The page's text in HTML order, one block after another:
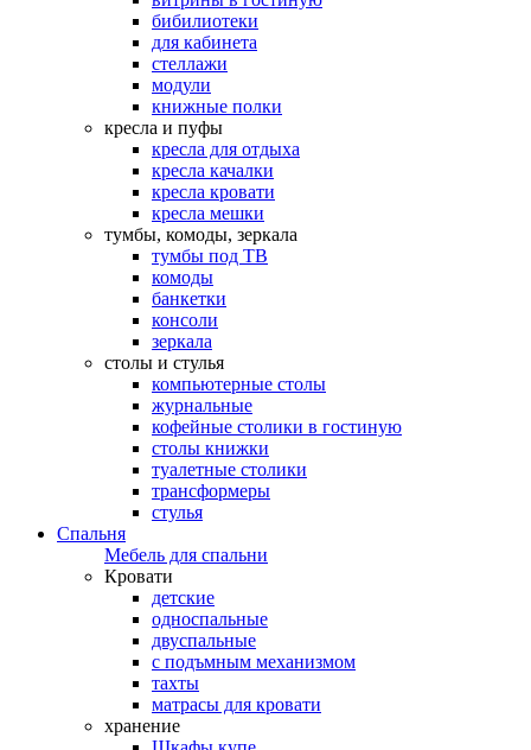
бибилиотеки
для кабинета
стеллажи
модули
книжные полки
кресла и пуфы
кресла для отдыха
кресла качалки
кресла кровати
кресла мешки
тумбы, комоды, зеркала
тумбы под ТВ
комоды
банкетки
консоли
зеркала
столы и стулья
компьютерные столы
журнальные
кофейные столики в гостиную
столы книжки
туалетные столики
трансформеры
стулья
Спальня
Мебель для спальни
Кровати
детские
односпальные
двуспальные
с подъмным механизмом
тахты
матрасы для кровати
хранение